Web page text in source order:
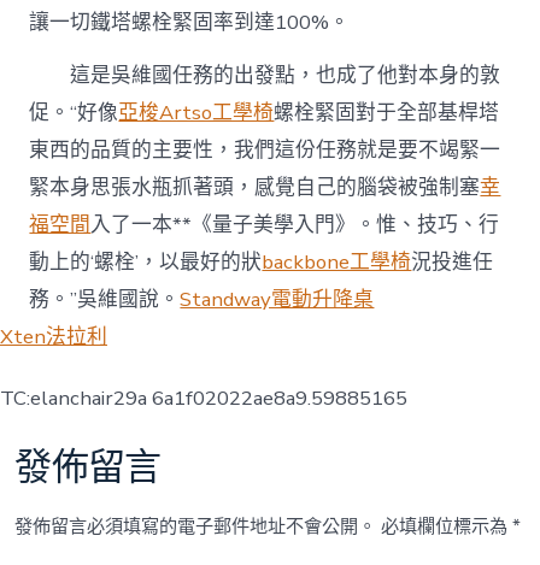
讓一切鐵塔螺栓緊固率到達100%。
這是吳維國任務的出發點，也成了他對本身的敦
促。“好像亞梭Artso工學椅螺栓緊固對于全部基桿塔
東西的品質的主要性，我們這份任務就是要不竭緊一
緊本身思張水瓶抓著頭，感覺自己的腦袋被強制塞幸
福空間入了一本**《量子美學入門》。惟、技巧、行
動上的‘螺栓’，以最好的狀backbone工學椅況投進任
務。”吳維國說。Standway電動升降桌
Xten法拉利
TC:elanchair29a 6a1f02022ae8a9.59885165
發佈留言
發佈留言必須填寫的電子郵件地址不會公開。 必填欄位標示為*